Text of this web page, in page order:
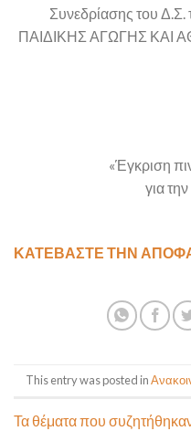
Συνεδρίασης του
ΠΑΙΔΙΚΗΣ ΑΓΩΓΗΣ ΚΑΙ
«Έγκριση
για
ΚΑΤΕΒΑΣΤΕ ΤΗΝ
This entry was posted in
Τα θέματα που